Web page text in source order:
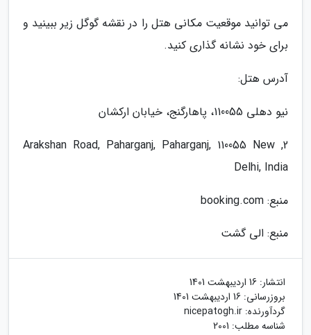
می توانید موقعیت مکانی هتل را در نقشه گوگل زیر ببینید و
برای خود نشانه گذاری کنید.
آدرس هتل:
نیو دهلی 110055، پاهارگنج، خیابان ارکشان
2, Arakshan Road, Paharganj, Paharganj, 110055 New
Delhi, India
منبع: booking.com
منبع: الی گشت
انتشار: 16 اردیبهشت 1401
بروزرسانی: 16 اردیبهشت 1401
گردآورنده: nicepatogh.ir
شناسه مطلب: 2001